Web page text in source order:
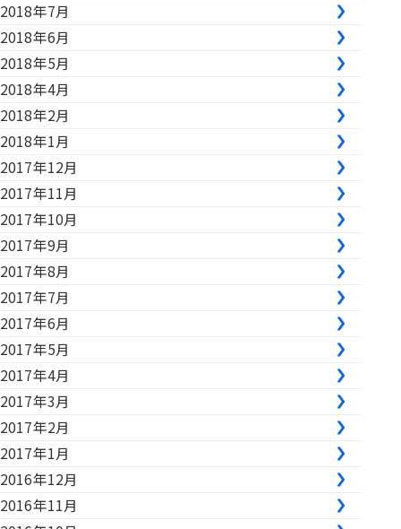
2018年7月
2018年6月
2018年5月
2018年4月
2018年2月
2018年1月
2017年12月
2017年11月
2017年10月
2017年9月
2017年8月
2017年7月
2017年6月
2017年5月
2017年4月
2017年3月
2017年2月
2017年1月
2016年12月
2016年11月